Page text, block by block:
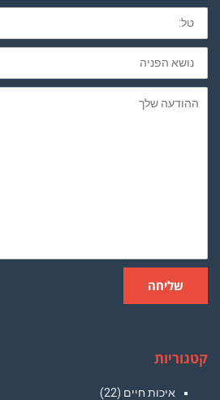
לא
חובה
נושא
הפניה
ההודעה
שלך
שליחה
קטגוריות
איכות חיים (22)